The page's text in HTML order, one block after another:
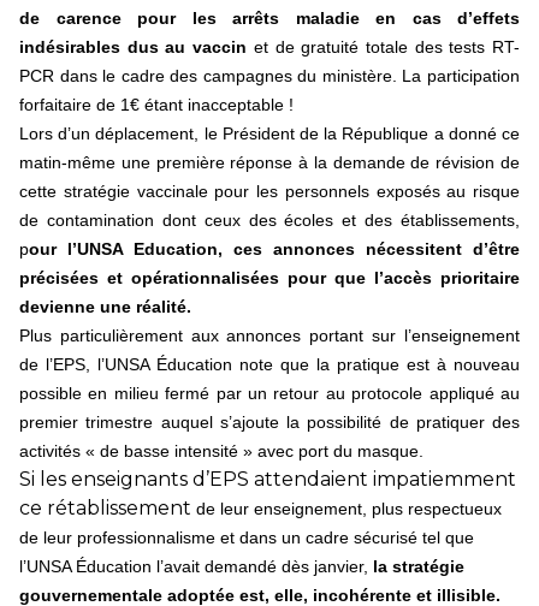
de carence pour les arrêts maladie en cas d’effets
indésirables dus au vaccin et de gratuité totale des tests RT-
PCR dans le cadre des campagnes du ministère. La participation
forfaitaire de 1€ étant inacceptable !
Lors d’un déplacement, le Président de la République a donné ce
matin-même une première réponse à la demande de révision de
cette stratégie vaccinale pour les personnels exposés au risque
de contamination dont ceux des écoles et des établissements,
pour l’UNSA Education, ces annonces nécessitent d’être
précisées et opérationnalisées pour que l’accès prioritaire
devienne une réalité.
Plus particulièrement aux annonces portant sur l’enseignement
de l’EPS, l’UNSA Éducation note que la pratique est à nouveau
possible en milieu fermé par un retour au protocole appliqué au
premier trimestre auquel s’ajoute la possibilité de pratiquer des
activités « de basse intensité » avec port du masque.
Si les enseignants d’EPS attendaient impatiemment
ce rétablissement de leur enseignement, plus respectueux
de leur professionnalisme et dans un cadre sécurisé tel que
l’UNSA Éducation l’avait demandé dès janvier, la stratégie
gouvernementale adoptée est, elle, incohérente et illisible.